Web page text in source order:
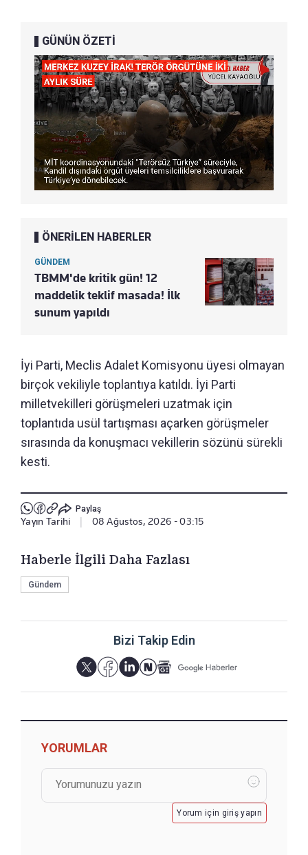
GÜNÜN ÖZETİ
ÖNERİLEN HABERLER
GÜNDEM
TBMM'de kritik gün! 12
maddelik teklif masada! İlk
sunum yapıldı
İyi Parti, Meclis Adalet Komisyonu üyesi olmayan
birçok vekiliyle toplantıya katıldı. İyi Parti
milletvekilleri görüşmeleri uzatmak için
toplantıda usül tartışması açarken görüşmeler
sırasında da konuşmacı vekillerin sözünü sürekli
kesti.
Paylaş
Yayın Tarihi 08 Ağustos, 2026 - 03:15
Haberle İlgili Daha Fazlası
Gündem
Bizi Takip Edin
YORUMLAR
Yorum için giriş yapın